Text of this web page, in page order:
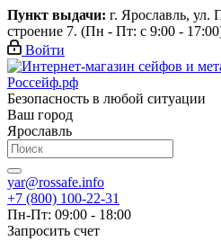
Пункт выдачи: г. Ярославль,
строение 7. (Пн - Пт: с 9:00 -
Войти
Безопасность в любой ситуации
Ваш город
Ярославль
yar@rossafe.info
+7 (800) 100-22-31
Пн-Пт: 09:00 - 18:00
Запросить счет